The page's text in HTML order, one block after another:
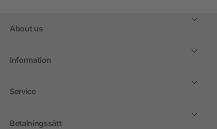
About us
Information
Service
Betalningssätt